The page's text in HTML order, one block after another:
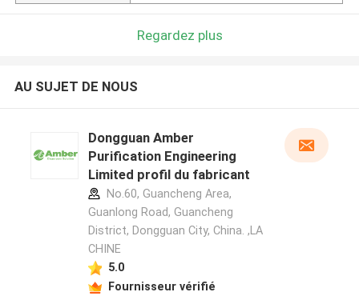
Regardez plus
AU SUJET DE NOUS
Dongguan Amber
Purification Engineering
Limited profil du fabricant
No.60, Guancheng Area,
Guanlong Road, Guancheng
District, Dongguan City, China. ,LA
CHINE
5.0
Fournisseur vérifié